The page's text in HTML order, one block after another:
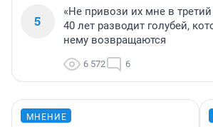
5
«Не привози их мне в
40 лет разводит голубей,
нему возвращаются
6 572 6
МНЕНИЕ